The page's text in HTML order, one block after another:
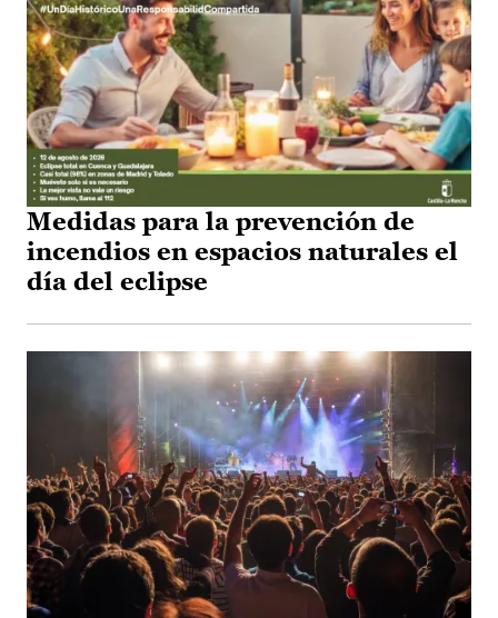
Medidas para la prevención de
incendios en espacios naturales el
día del eclipse